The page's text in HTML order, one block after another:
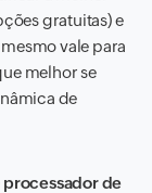
gratuitas) e
vale para
melhor se
de
processador de